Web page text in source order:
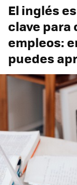
El inglés
clave
empleos:
puedes